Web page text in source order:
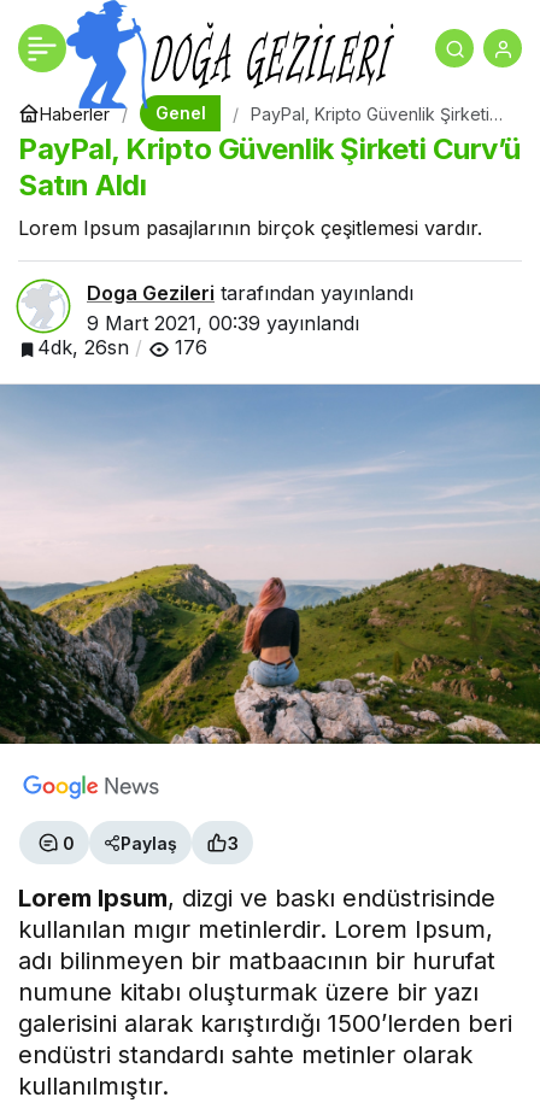
Haberler Genel
PayPal, Kripto Güvenlik Şirketi
Curv’ü Satın Aldı
PayPal, Kripto Güvenlik Şirketi Curv’ü
Satın Aldı
Lorem Ipsum pasajlarının birçok çeşitlemesi vardır.
Doga Gezileri tarafından yayınlandı
9 Mart 2021, 00:39 yayınlandı
4dk, 26sn
176
0 Paylaş 3
Lorem Ipsum, dizgi ve baskı endüstrisinde
kullanılan mıgır metinlerdir. Lorem Ipsum,
adı bilinmeyen bir matbaacının bir hurufat
numune kitabı oluşturmak üzere bir yazı
galerisini alarak karıştırdığı 1500’lerden beri
endüstri standardı sahte metinler olarak
kullanılmıştır.
Şükür Kavuşturana:
Rust, 2021 İlkbaharında
Konsollara Geliyor
+ - Paylaş